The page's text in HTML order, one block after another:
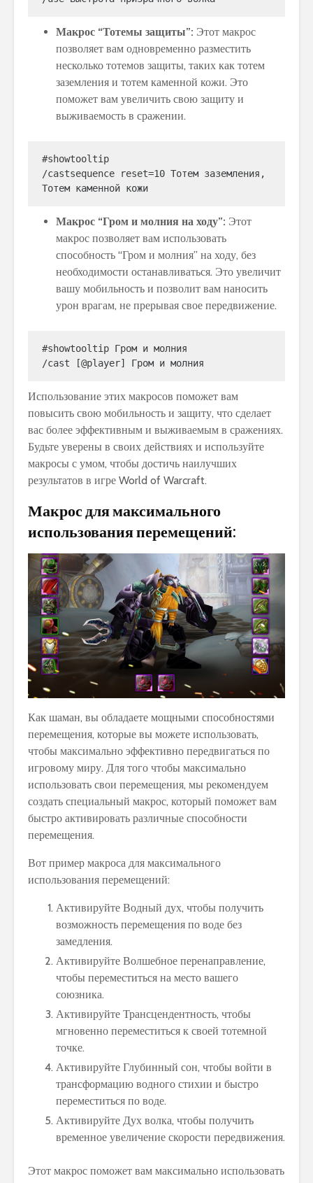
Макрос “Тотемы защиты”: Этот макрос
позволяет вам одновременно разместить
несколько тотемов защиты, таких как тотем
заземления и тотем каменной кожи. Это
поможет вам увеличить свою защиту и
выживаемость в сражении.
#showtooltip
/castsequence reset=10 Тотем заземления,
Макрос “Гром и молния на ходу”: Этот
макрос позволяет вам использовать
способность “Гром и молния” на ходу, без
необходимости останавливаться. Это увеличит
вашу мобильность и позволит вам наносить
урон врагам, не прерывая свое передвижение.
#showtooltip Гром и молния
Использование этих макросов поможет вам
повысить свою мобильность и защиту, что сделает
вас более эффективным и выживаемым в сражениях.
Будьте уверены в своих действиях и используйте
макросы с умом, чтобы достичь наилучших
результатов в игре World of Warcraft.
Макрос для максимального
использования перемещений:
Как шаман, вы обладаете мощными способностями
перемещения, которые вы можете использовать,
чтобы максимально эффективно передвигаться по
игровому миру. Для того чтобы максимально
использовать свои перемещения, мы рекомендуем
создать специальный макрос, который поможет вам
быстро активировать различные способности
перемещения.
Вот пример макроса для максимального
использования перемещений:
Активируйте Водный дух, чтобы получить
возможность перемещения по воде без
замедления.
Активируйте Волшебное перенаправление,
чтобы переместиться на место вашего
союзника.
Активируйте Трансцендентность, чтобы
мгновенно переместиться к своей тотемной
точке.
Активируйте Глубинный сон, чтобы войти в
трансформацию водного стихии и быстро
переместиться по воде.
Активируйте Дух волка, чтобы получить
временное увеличение скорости передвижения.
Этот макрос поможет вам максимально использовать